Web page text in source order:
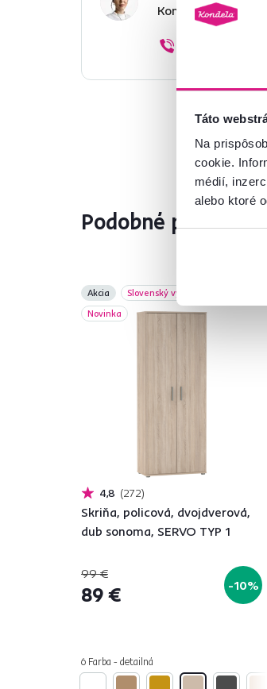
Táto
Na
cookie.
médií,
alebo ktoré
Kontaktujte nás a
Podobné produkty
Akcia
Slovenský výrobok
Novinka
4,8 272
Skriňa, policová, dvojdverová,
dub sonoma, SERVO TYP 1
99 €
89 € -10%
6 Farba - detailná